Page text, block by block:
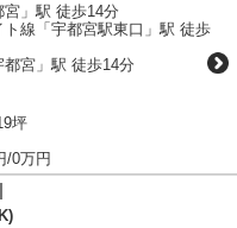
」駅 徒歩14分
線「宇都宮駅東口」駅 徒歩
宮」駅 徒歩14分
坪
/0万円